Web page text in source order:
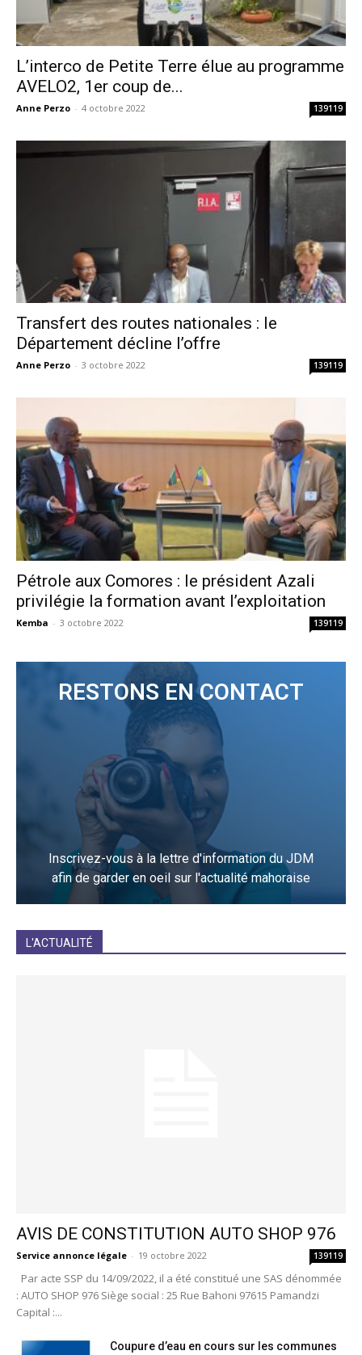
L’interco de Petite Terre élue au programme
AVELO2, 1er coup de...
Anne Perzo - 4 octobre 2022 139119
Transfert des routes nationales : le
Département décline l’offre
Anne Perzo - 3 octobre 2022 139119
Pétrole aux Comores : le président Azali
privilégie la formation avant l’exploitation
Kemba - 3 octobre 2022 139119
RESTONS EN CONTACT
Inscrivez-vous à la lettre d'information du JDM
afin de garder en oeil sur l'actualité mahoraise
L'ACTUALITÉ
AVIS DE CONSTITUTION AUTO SHOP 976
Service annonce légale - 19 octobre 2022 139119
Par acte SSP du 14/09/2022, il a été constitué une SAS dénommée
: AUTO SHOP 976 Siège social : 25 Rue Bahoni 97615 Pamandzi
Capital :...
Coupure d’eau en cours sur les communes